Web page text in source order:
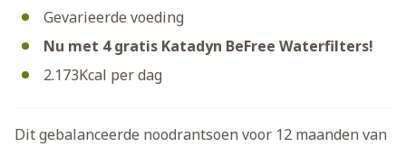
Gevarieerde voeding
Nu met 4 gratis Katadyn BeFree Waterfilters!
2.173Kcal per dag
Dit gebalanceerde noodrantsoen voor 12 maanden van